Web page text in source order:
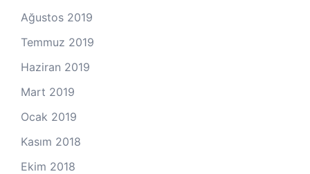
Ağustos 2019
Temmuz 2019
Haziran 2019
Mart 2019
Ocak 2019
Kasım 2018
Ekim 2018